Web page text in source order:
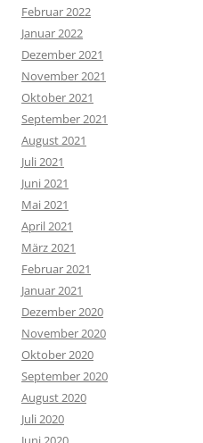
Februar 2022
Januar 2022
Dezember 2021
November 2021
Oktober 2021
September 2021
August 2021
Juli 2021
Juni 2021
Mai 2021
April 2021
März 2021
Februar 2021
Januar 2021
Dezember 2020
November 2020
Oktober 2020
September 2020
August 2020
Juli 2020